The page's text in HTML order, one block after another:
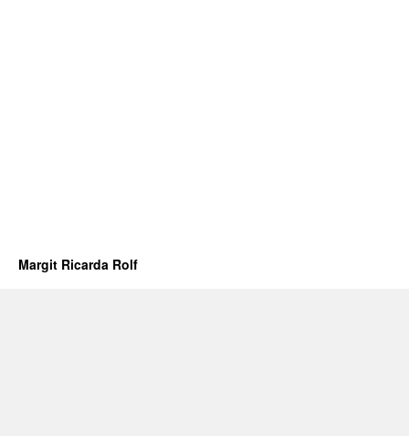
Margit Ricarda Rolf